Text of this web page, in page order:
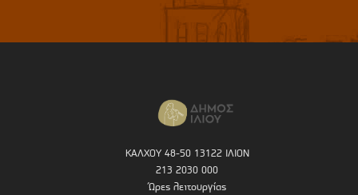
ΚΑΛΧΟΥ 48-50 13122 ΙΛΙΟΝ
213 2030 000
Ώρες λειτουργίας